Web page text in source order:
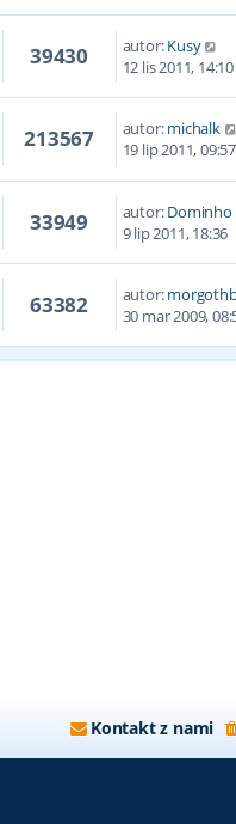
39430 autor:Kusy
12 lis 2011, 14:10
213567 autor:michalk
19 lip 2011, 09:57
33949 autor:Dominho
9 lip 2011, 18:36
63382 autor:
30 mar 2009,
Kontakt z nami